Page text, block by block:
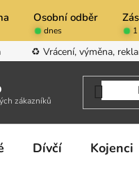
Osobní odběr
dnes
♻️ Vrácení, výměna,
zákazníků
Dívčí Kojenci